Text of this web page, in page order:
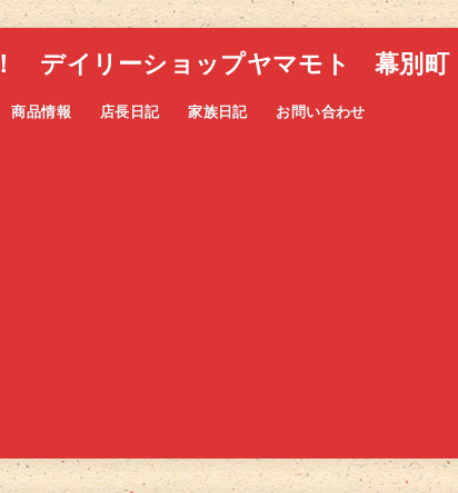
デイリーショップヤマモト 幕別町
商品情報 店長日記 家族日記 お問い合わせ